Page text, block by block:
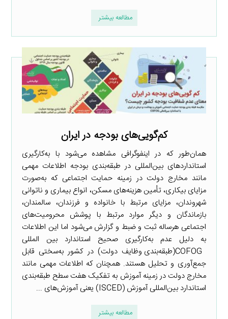
مطالعه بیشتر
کم‌گویی‌های بودجه در ایران
همان‌طور که در اینفوگرافی مشاهده می‌شود با به‌کارگیری
استانداردهای بین‌المللی در طبقه‌بندی بودجه اطلاعات مهمی
مانند مخارج دولت در زمینه حمایت اجتماعی که به‌صورت
مزایای بیکاری، تأمین هزینه‌های مسکن، انواع بیماری و ناتوانی
شهروندان، مزایای مرتبط با خانواده و فرزندان، سالمندان،
بازماندگان و دیگر موارد مرتبط با پوشش محرومیت‌های
اجتماعی هرساله ثبت و ضبط و گزارش می‌شود اما این اطلاعات
به دلیل عدم به‌کارگیری صحیح استاندارد بین المللی
COFOG(طبقه‌بندی وظایف دولت) در کشور به‌سختی قابل
جمع‌آوری و تحلیل هستند. همچنان که اطلاعات مهمی مانند
مخارج دولت در زمینه آموزش به تفکیک هفت سطح طبقه‌بندی
استاندارد بین‌المللی آموزش (ISCED) یعنی آموزش‌های ...
مطالعه بیشتر